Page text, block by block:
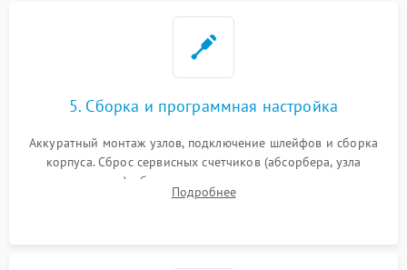
5. Сборка и программная настройка
Аккуратный монтаж узлов, подключение шлейфов и сборка
корпуса. Сброс сервисных счетчиков (абсорбера, узла
закрепления), обновление прошивки и программная
калибровка цветопередачи и позиционирования сканера.
Подробнее